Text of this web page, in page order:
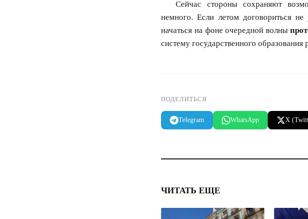
Сейчас стороны сохраняют
немного. Если летом договориться
начаться на фоне очередной волны
систему государственного образования
ПОДЕЛИТЬСЯ
Telegram WhatsApp X
ЧИТАТЬ ЕЩЕ